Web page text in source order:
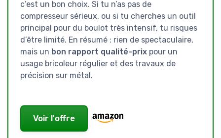
c’est un bon choix. Si tu n’as pas de
compresseur sérieux, ou si tu cherches un outil
principal pour du boulot très intensif, tu risques
d’être limité. En résumé : rien de spectaculaire,
mais un bon rapport qualité-prix pour un
usage bricoleur régulier et des travaux de
précision sur métal.
Voir l'offre